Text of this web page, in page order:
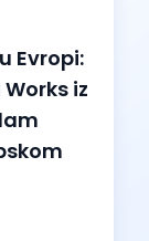
Evropi:
iz